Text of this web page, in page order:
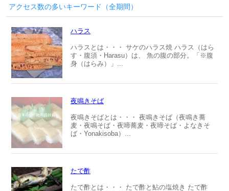
アクセス数の多いキーワード（全期間）
ハラス
ハラスとは・・・ サケのハラス焼 ハラス（はら
す・腹須・Harasu）は、 魚の腹の部分。「※腹
身（はらみ）」...
夜鳴きそば
夜鳴きそばとは・・・ 夜鳴きそば（夜鳴き蕎
麦・夜鳴そば・夜啼蕎麦・夜啼そば・よなきそ
ば・Yonakisoba）...
たで酢
たで酢とは・・・ たで酢と鮎の塩焼き たで酢